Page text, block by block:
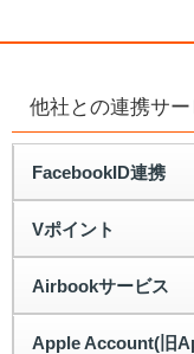
他社との連携サー
FacebookID連携
Vポイント
Airbookサービス
Apple Account(旧